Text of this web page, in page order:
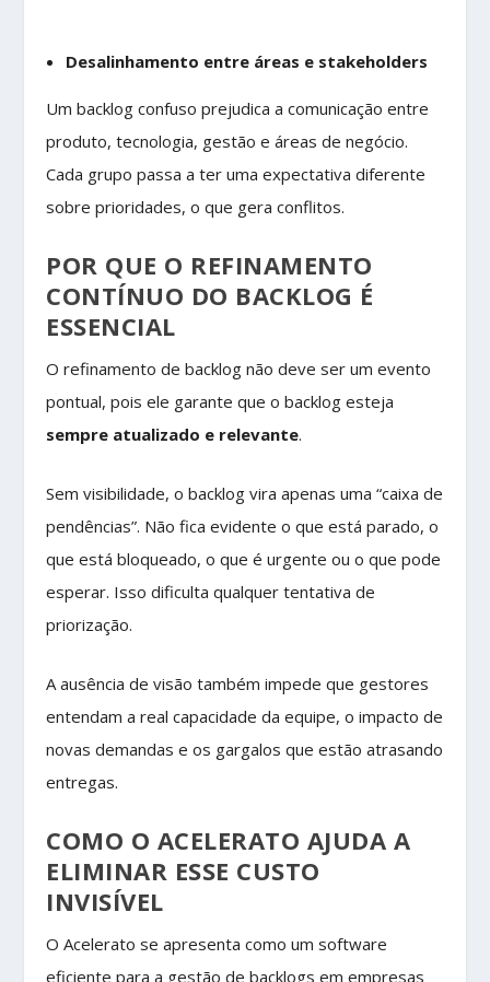
Desalinhamento entre áreas e stakeholders
Um backlog confuso prejudica a comunicação entre
produto, tecnologia, gestão e áreas de negócio.
Cada grupo passa a ter uma expectativa diferente
sobre prioridades, o que gera conflitos.
POR QUE O REFINAMENTO
CONTÍNUO DO BACKLOG É
ESSENCIAL
O refinamento de backlog não deve ser um evento
pontual, pois ele garante que o backlog esteja
sempre atualizado e relevante.
Sem visibilidade, o backlog vira apenas uma “caixa de
pendências”. Não fica evidente o que está parado, o
que está bloqueado, o que é urgente ou o que pode
esperar. Isso dificulta qualquer tentativa de
priorização.
A ausência de visão também impede que gestores
entendam a real capacidade da equipe, o impacto de
novas demandas e os gargalos que estão atrasando
entregas.
COMO O ACELERATO AJUDA A
ELIMINAR ESSE CUSTO
INVISÍVEL
O Acelerato se apresenta como um software
eficiente para a gestão de backlogs em empresas